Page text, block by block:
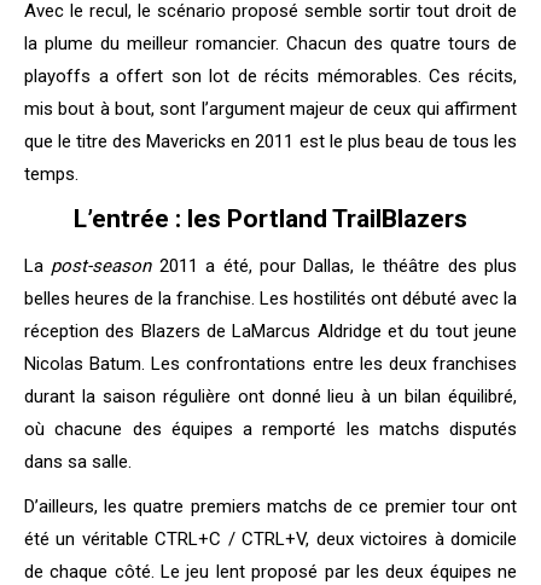
Avec le recul, le scénario proposé semble sortir tout droit de
la plume du meilleur romancier. Chacun des quatre tours de
playoffs a offert son lot de récits mémorables. Ces récits,
mis bout à bout, sont l’argument majeur de ceux qui affirment
que le titre des Mavericks en 2011 est le plus beau de tous les
temps.
L’entrée : les Portland TrailBlazers
La post-season2011 a été, pour Dallas, le théâtre des plus
belles heures de la franchise. Les hostilités ont débuté avec la
réception des Blazers de LaMarcus Aldridge et du tout jeune
Nicolas Batum. Les confrontations entre les deux franchises
durant la saison régulière ont donné lieu à un bilan équilibré,
où chacune des équipes a remporté les matchs disputés
dans sa salle.
D’ailleurs, les quatre premiers matchs de ce premier tour ont
été un véritable CTRL+C / CTRL+V, deux victoires à domicile
de chaque côté. Le jeu lent proposé par les deux équipes ne